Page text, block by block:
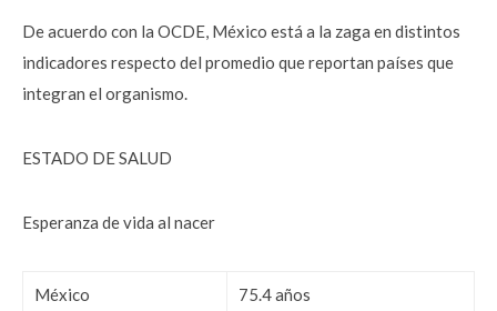
De acuerdo con la OCDE, México está a la zaga en distintos
indicadores respecto del promedio que reportan países que
integran el organismo.
ESTADO DE SALUD
Esperanza de vida al nacer
México 75.4 años